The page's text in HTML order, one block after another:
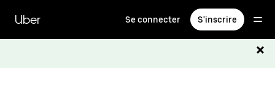
contenu
principal
Uber Se connecter S'inscrire